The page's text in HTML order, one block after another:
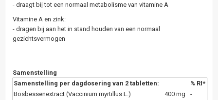
- draagt bij tot een normaal metabolisme van vitamine A
Vitamine A en zink:
- dragen bij aan het in stand houden van een normaal
gezichtsvermogen
Samenstelling
Samenstelling per dagdosering van 2 tabletten:
% RI*
Bosbessenextract (Vaccinium myrtillus L.)
400 mg
-